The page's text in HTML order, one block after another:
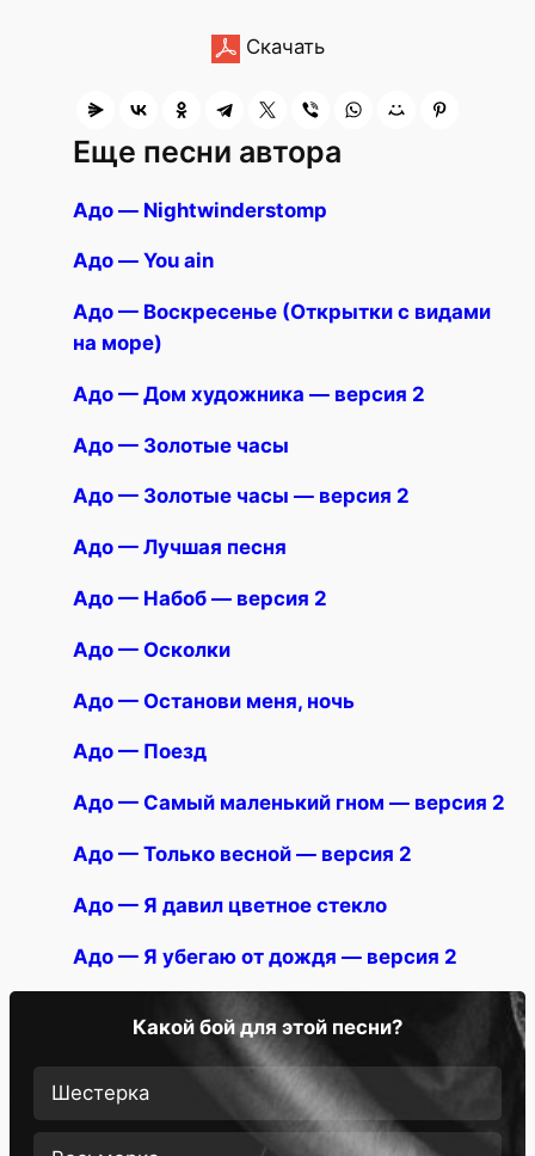
Скачать
Еще песни автора
Адо — Nightwinderstomp
Адо — You ain
Адо — Воскресенье (Открытки с видами
на море)
Адо — Дом художника — версия 2
Адо — Золотые часы
Адо — Золотые часы — версия 2
Адо — Лучшая песня
Адо — Набоб — версия 2
Адо — Осколки
Адо — Останови меня, ночь
Адо — Поезд
Адо — Самый маленький гном — версия 2
Адо — Только весной — версия 2
Адо — Я давил цветное стекло
Адо — Я убегаю от дождя — версия 2
Какой бой для этой песни?
Шестерка